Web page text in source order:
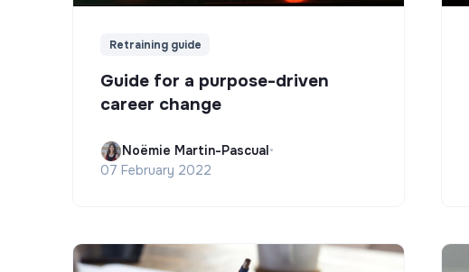
Retraining guide
Guide for a purpose-driven
career change
Noëmie Martin-Pascual•
07 February 2022